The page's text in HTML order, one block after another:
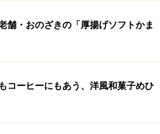
舗・おのざきの「厚揚げソフトかま
コーヒーにもあう、洋風和菓子めひ